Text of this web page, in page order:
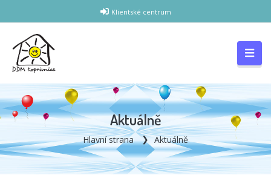
Klientské centrum
Aktuálně
Hlavní strana Aktuálně